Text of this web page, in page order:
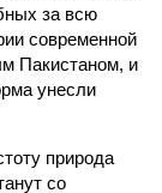
за всю
современной
Пакистаном, и
унесли
природа
со